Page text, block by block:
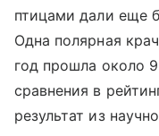
птицами дали еще
Одна полярная
год прошла около
сравнения в
результат из